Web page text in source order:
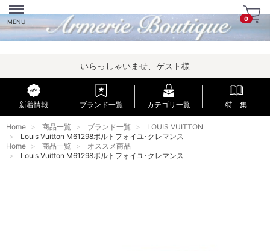
Menu
MENU 0
いらっしゃいませ、ゲスト様
新着情報 ブランド一覧 カテゴリ一覧 特 集
Home 商品一覧 ブランド一覧
LOUIS VUITTON
Louis Vuitton M61298ポルトフォイユ･クレマンス
Home
商品一覧
オススメ商品
Louis Vuitton M61298ポルトフォイユ･クレマンス